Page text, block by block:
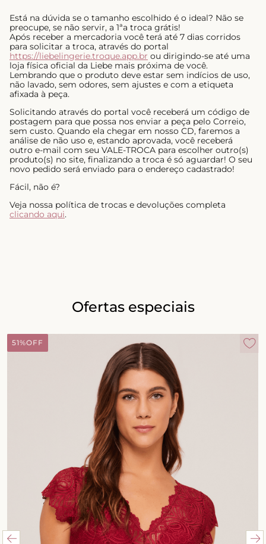
Está na dúvida se o tamanho escolhido é o ideal? Não se
preocupe, se não servir, a 1ªa troca grátis!
Após receber a mercadoria você terá até 7 dias corridos
para solicitar a troca, através do portal
https://liebelingerie.troque.app.br ou dirigindo-se até uma
loja física oficial da Liebe mais próxima de você.
Lembrando que o produto deve estar sem indícios de uso,
não lavado, sem odores, sem ajustes e com a etiqueta
afixada à peça.
Solicitando através do portal você receberá um código de
postagem para que possa nos enviar a peça pelo Correio,
sem custo. Quando ela chegar em nosso CD, faremos a
análise de não uso e, estando aprovada, você receberá
outro e-mail com seu VALE-TROCA para escolher outro(s)
produto(s) no site, finalizando a troca é só aguardar! O seu
novo pedido será enviado para o endereço cadastrado!
Fácil, não é?
Veja nossa política de trocas e devoluções completa
clicando aqui.
Ofertas especiais
51%OFF